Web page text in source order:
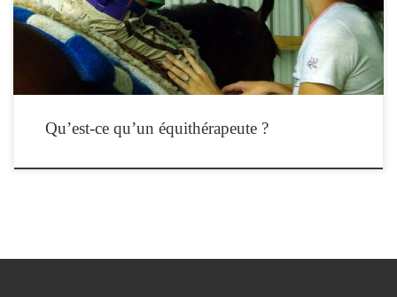
(éducateurs spécialisés, médecins, […]
Qu’est-ce qu’un équithérapeute ?